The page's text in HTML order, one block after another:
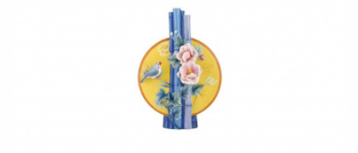
序曲。交大經營管理研究所榮譽教授毛治國也獲邀致詞。
《跨越》一書從關鍵之國際事件、社會文化現象，甚至日常
線索縱向切入，橫向輔以陳立恆豐厚之人文、科學、藝術素
養，與數十年來的全球貿易經驗，交織成60篇極具觀點啟發
性的文章，帶領讀者突破表象、閱讀時代。從英脫歐公投
（Brexit）、伊斯蘭世界極端崛起、每年世界經濟論壇
（WEF）的趨勢、新加坡的舉國勵精圖治、以色列人對創新